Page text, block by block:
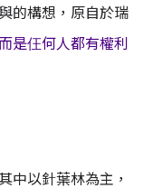
的構想，原自於瑞
是仼何人都有權利
中以針葉林為主，